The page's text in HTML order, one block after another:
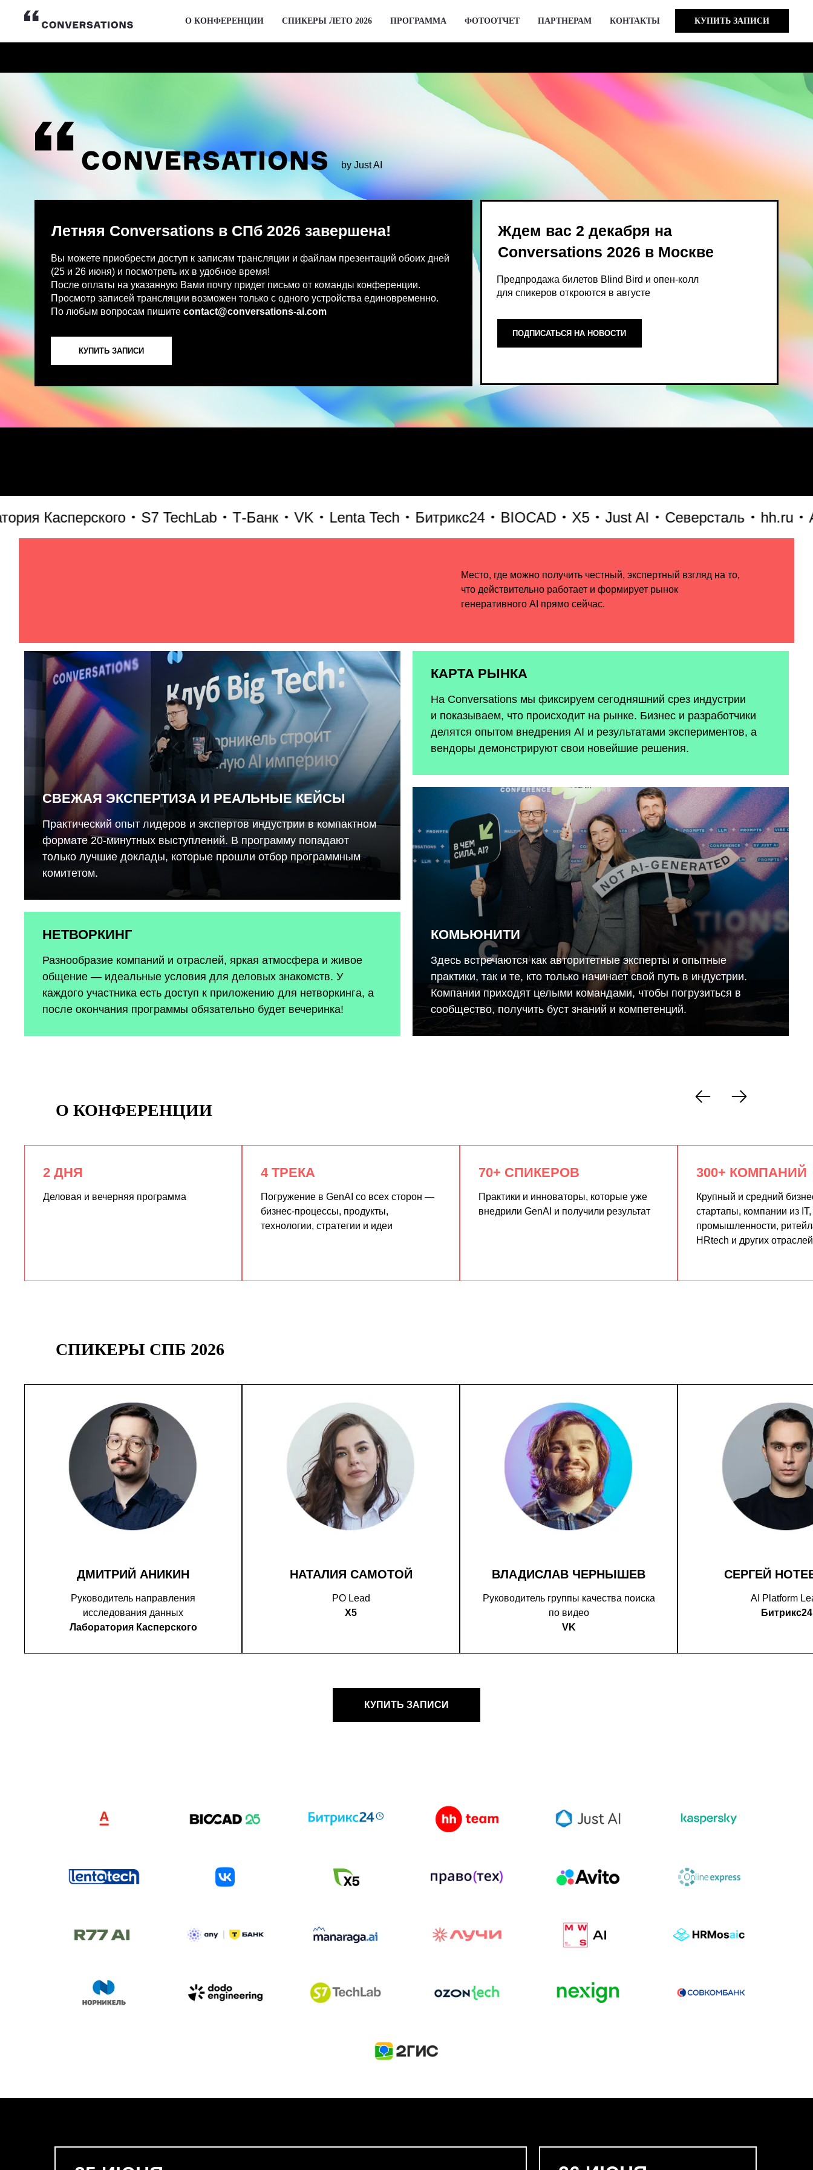
О КОНФЕРЕНЦИИ СПИКЕРЫ ЛЕТО 2026 ПРОГРАММА ФОТООТЧЕТ ПАРТНЕРАМ КОНТАКТЫ КУПИТЬ ЗАПИСИ
by Just AI
Вы можете приобрести доступ к записям трансляции и файлам презентаций обоих дней
После оплаты на указанную Вами почту придет письмо от команды конференции.
Просмотр записей трансляции возможен только с одного устройства единовременно.
По любым вопросам пишите
contact@conversations-ai.co
Предпродажа билетов Blind Bird и опен-колл
для спикеров откроются в августе
Ждем вас 2 декабря на
Conversations 2026 в Москве
КУПИТЬ ЗАПИСИ
ПОДПИСАТЬСЯ НА НОВОСТИ
Касперского S7 TechLab Т-Банк VK Lenta Tech Битрикс24 BIOCAD X5 Just AI Северсталь hh.ru
Место, где можно получить честный, экспертный взгляд на то,
что действительно работает и формирует рынок
генеративного AI прямо сейчас.
СВЕЖАЯ ЭКСПЕРТИЗА И РЕАЛЬНЫЕ КЕЙСЫ
Практический опыт лидеров и экспертов индустрии в компактном
формате 20-минутных выступлений. В программу попадают
только лучшие доклады, которые прошли отбор программным
комитетом.
НЕТВОРКИНГ
Разнообразие компаний и отраслей, яркая атмосфера и живое
общение — идеальные условия для деловых знакомств. У
каждого участника есть доступ к приложению для нетворкинга, а
после окончания программы обязательно будет вечеринка!
КАРТА РЫНКА
На Conversations мы фиксируем сегодняшний срез индустрии
и показываем, что происходит на рынке. Бизнес и разработчики
делятся опытом внедрения AI и результатами экспериментов, а
вендоры демонстрируют свои новейшие решения.
КОМЬЮНИТИ
Здесь встречаются как авторитетные эксперты и опытные
практики, так и те, кто только начинает свой путь в индустрии.
Компании приходят целыми командами, чтобы погрузиться в
сообщество, получить буст знаний и компетенций.
О КОНФЕРЕНЦИИ
2 ДНЯ
Деловая и вечерняя программа
4 ТРЕКА
Погружение в GenAI со всех сторон —
бизнес-процессы, продукты,
технологии, стратегии и идеи
70+ СПИКЕРОВ
Практики и инноваторы, которые уже
внедрили GenAI и получили результат
300+ КОМПАНИЙ
Крупный и средний
стартапы, компании из
промышленности,
HRtech и других отраслей
СПИКЕРЫ СПБ 2026
ДМИТРИЙ АНИКИН
Руководитель направления
исследования данных
Лаборатория Касперского
НАТАЛИЯ САМОТОЙ
PO Lead
X5
ВЛАДИСЛАВ ЧЕРНЫШЕВ
Руководитель группы качества поиска
по видео
VK
СЕРГЕЙ
AI Platform
Битрикс24
КУПИТЬ ЗАПИСИ